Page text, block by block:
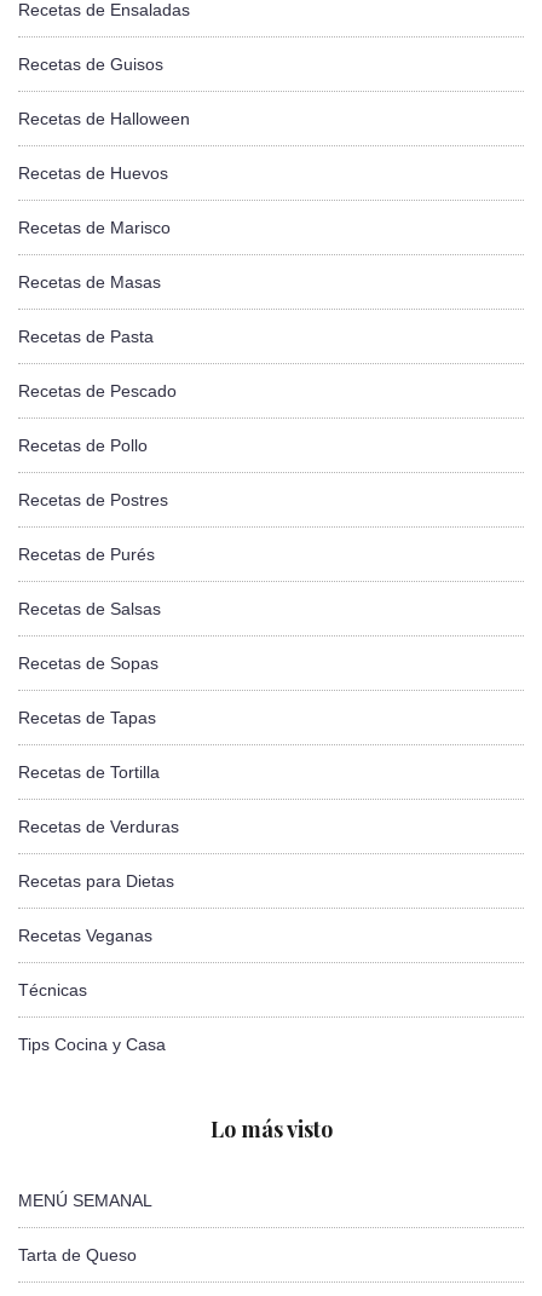
Recetas de Ensaladas
Recetas de Guisos
Recetas de Halloween
Recetas de Huevos
Recetas de Marisco
Recetas de Masas
Recetas de Pasta
Recetas de Pescado
Recetas de Pollo
Recetas de Postres
Recetas de Purés
Recetas de Salsas
Recetas de Sopas
Recetas de Tapas
Recetas de Tortilla
Recetas de Verduras
Recetas para Dietas
Recetas Veganas
Técnicas
Tips Cocina y Casa
Lo más visto
MENÚ SEMANAL
Tarta de Queso